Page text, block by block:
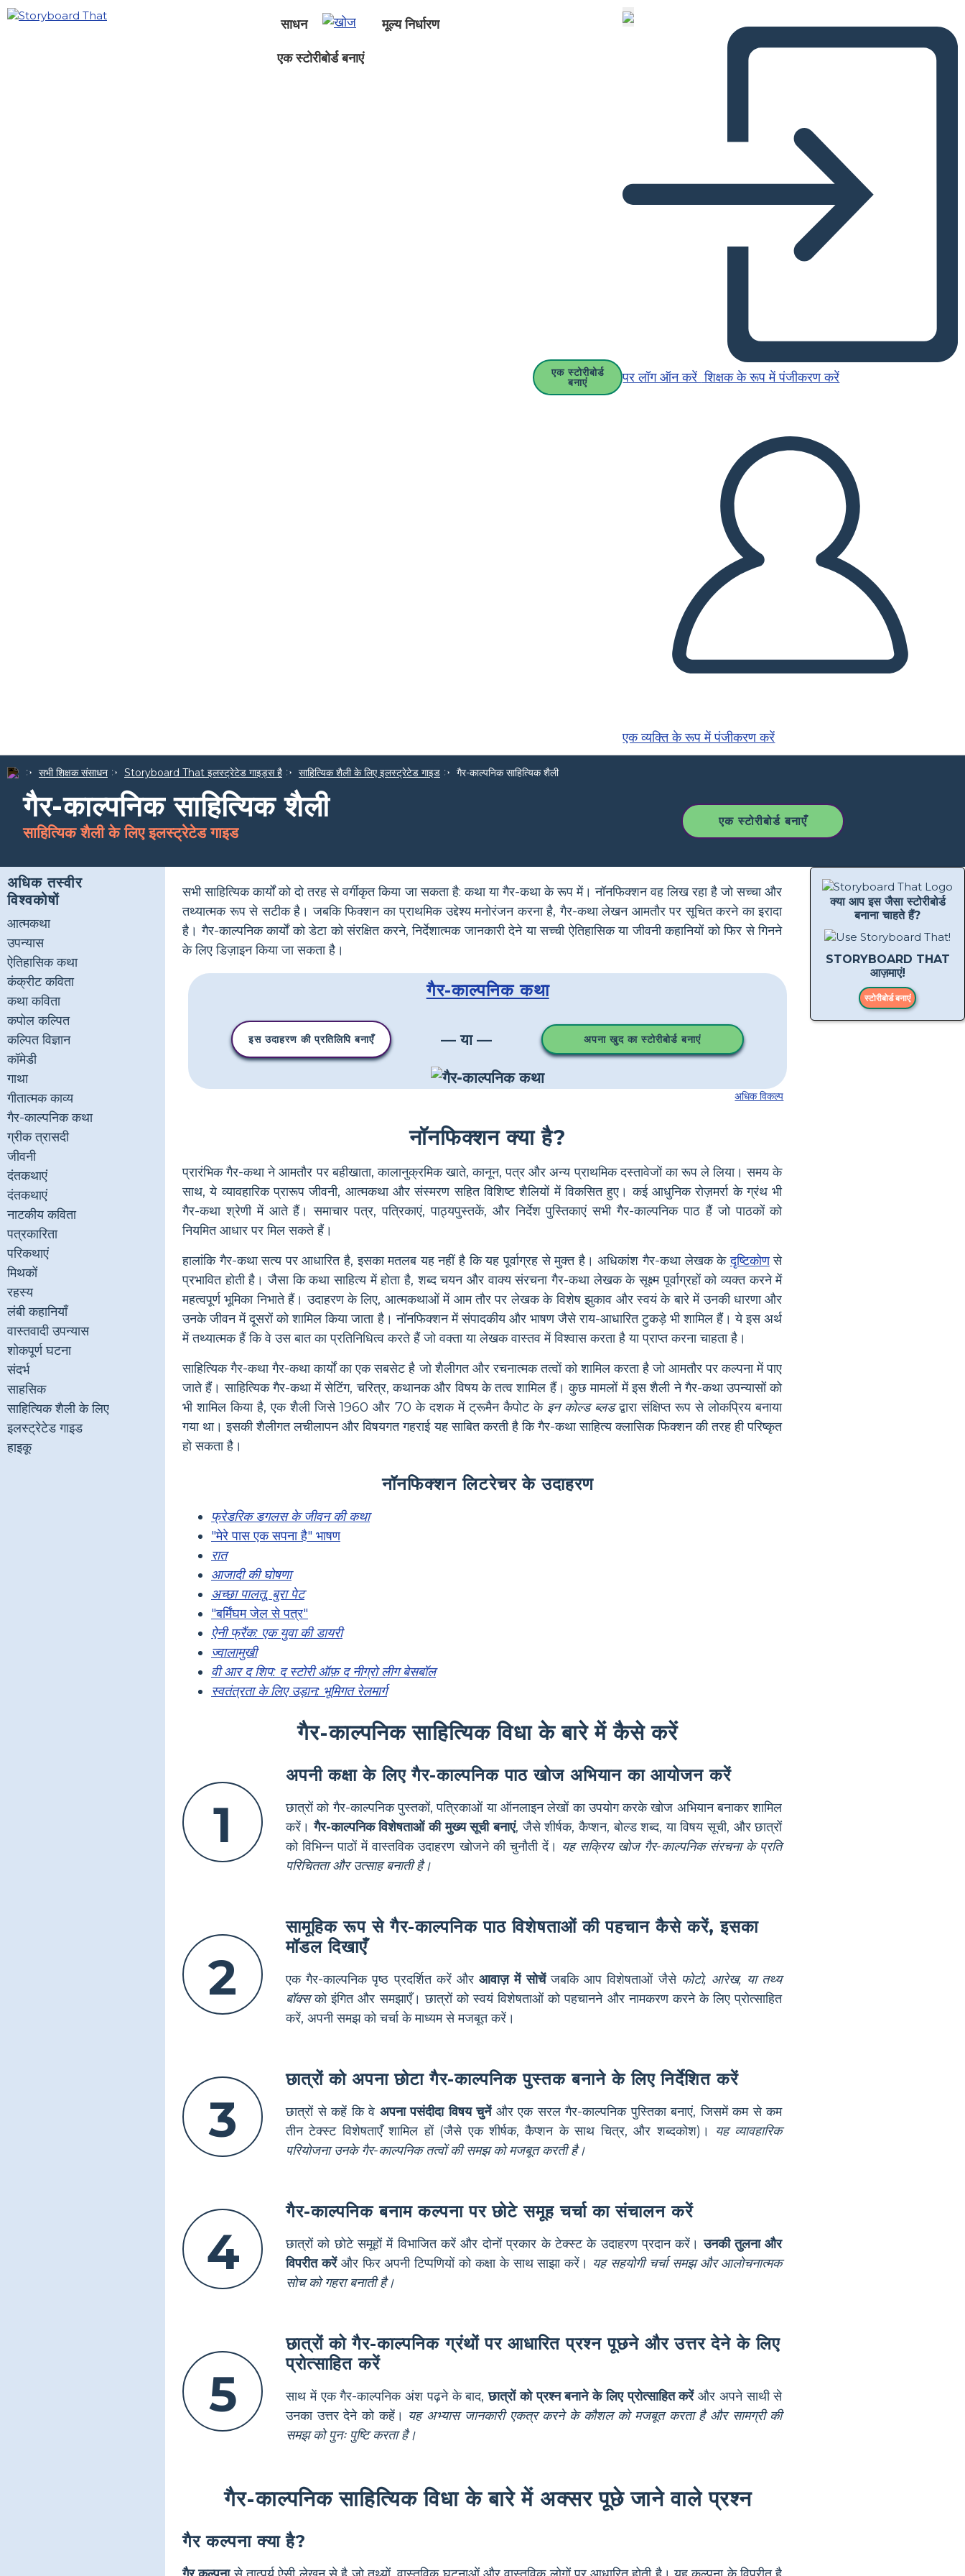
साधन मूल्य निर्धारण
एक स्टोरीबोर्ड बनाएं
एक स्टोरीबोर्ड
बनाएं पर लॉग ऑन करें शिक्षक के रूप में पंजीकरण करें
एक व्यक्ति के रूप में पंजीकरण करें
सभी शिक्षक संसाधन Storyboard That इलस्ट्रेटेड गाइड्स है साहित्यिक शैली के लिए इलस्ट्रेटेड गाइड गैर-काल्पनिक साहित्यिक शैली
गैर-काल्पनिक साहित्यिक शैली
साहित्यिक शैली के लिए इलस्ट्रेटेड गाइड
एक स्टोरीबोर्ड बनाएँ
अधिक तस्वीर
विश्वकोषों
आत्मकथा
उपन्यास
ऐतिहासिक कथा
कंक्रीट कविता
कथा कविता
कपोल कल्पित
कल्पित विज्ञान
कॉमेडी
गाथा
गीतात्मक काव्य
गैर-काल्पनिक कथा
ग्रीक त्रासदी
जीवनी
दंतकथाएं
दंतकथाएं
नाटकीय कविता
पत्रकारिता
परिकथाएं
मिथकों
रहस्य
लंबी कहानियाँ
वास्तवादी उपन्यास
शोकपूर्ण घटना
संदर्भ
साहसिक
साहित्यिक शैली के लिए
इलस्ट्रेटेड गाइड
हाइकू
क्या आप इस जैसा स्टोरीबोर्ड
बनाना चाहते हैं?
STORYBOARD THAT
आज़माएं!
स्टोरीबोर्ड बनाएं
सभी साहित्यिक कार्यों को दो तरह से वर्गीकृत किया जा सकता है: कथा या गैर-कथा के रूप में। नॉनफिक्शन वह लिख रहा है जो सच्चा और
तथ्यात्मक रूप से सटीक है। जबकि फिक्शन का प्राथमिक उद्देश्य मनोरंजन करना है, गैर-कथा लेखन आमतौर पर सूचित करने का इरादा
है। गैर-काल्पनिक कार्यों को डेटा को संरक्षित करने, निर्देशात्मक जानकारी देने या सच्ची ऐतिहासिक या जीवनी कहानियों को फिर से गिनने
के लिए डिज़ाइन किया जा सकता है।
गैर-काल्पनिक कथा
इस उदाहरण की प्रतिलिपि बनाएँ — या — अपना खुद का स्टोरीबोर्ड बनाएं
अधिक विकल्प
नॉनफिक्शन क्या है?
प्रारंभिक गैर-कथा ने आमतौर पर बहीखाता, कालानुक्रमिक खाते, कानून, पत्र और अन्य प्राथमिक दस्तावेजों का रूप ले लिया। समय के
साथ, ये व्यावहारिक प्रारूप जीवनी, आत्मकथा और संस्मरण सहित विशिष्ट शैलियों में विकसित हुए। कई आधुनिक रोज़मर्रा के ग्रंथ भी
गैर-कथा श्रेणी में आते हैं। समाचार पत्र, पत्रिकाएं, पाठ्यपुस्तकें, और निर्देश पुस्तिकाएं सभी गैर-काल्पनिक पाठ हैं जो पाठकों को
नियमित आधार पर मिल सकते हैं।
हालांकि गैर-कथा सत्य पर आधारित है, इसका मतलब यह नहीं है कि यह पूर्वाग्रह से मुक्त है। अधिकांश गैर-कथा लेखक केदृष्टिकोणसे
प्रभावित होती है। जैसा कि कथा साहित्य में होता है, शब्द चयन और वाक्य संरचना गैर-कथा लेखक के सूक्ष्म पूर्वाग्रहों को व्यक्त करने में
महत्वपूर्ण भूमिका निभाते हैं। उदाहरण के लिए, आत्मकथाओं में आम तौर पर लेखक के विशेष झुकाव और स्वयं के बारे में उनकी धारणा और
उनके जीवन में दूसरों को शामिल किया जाता है। नॉनफिक्शन में संपादकीय और भाषण जैसे राय-आधारित टुकड़े भी शामिल हैं। ये इस अर्थ
में तथ्यात्मक हैं कि वे उस बात का प्रतिनिधित्व करते हैं जो वक्ता या लेखक वास्तव में विश्वास करता है या प्राप्त करना चाहता है।
साहित्यिक गैर-कथा गैर-कथा कार्यों का एक सबसेट है जो शैलीगत और रचनात्मक तत्वों को शामिल करता है जो आमतौर पर कल्पना में पाए
जाते हैं। साहित्यिक गैर-कथा में सेटिंग, चरित्र, कथानक और विषय के तत्व शामिल हैं। कुछ मामलों में इस शैली ने गैर-कथा उपन्यासों को
भी शामिल किया है, एक शैली जिसे 1960 और 70 के दशक में ट्रूमैन कैपोट के इन कोल्ड ब्लडद्वारा संक्षिप्त रूप से लोकप्रिय बनाया
गया था। इसकी शैलीगत लचीलापन और विषयगत गहराई यह साबित करती है कि गैर-कथा साहित्य क्लासिक फिक्शन की तरह ही परिष्कृत
हो सकता है।
नॉनफिक्शन लिटरेचर के उदाहरण
फ्रेडरिक डगलस के जीवन की कथा
"मेरे पास एक सपना है" भाषण
रात
आजादी की घोषणा
अच्छा पालतू, बुरा पेट
"बर्मिंघम जेल से पत्र"
ऐनी फ्रैंक: एक युवा की डायरी
ज्वालामुखी
वी आर द शिप: द स्टोरी ऑफ़ द नीग्रो लीग बेसबॉल
स्वतंत्रता के लिए उड़ान: भूमिगत रेलमार्ग
गैर-काल्पनिक साहित्यिक विधा के बारे में कैसे करें
1
अपनी कक्षा के लिए गैर-काल्पनिक पाठ खोज अभियान का आयोजन करें
छात्रों को गैर-काल्पनिक पुस्तकों, पत्रिकाओं या ऑनलाइन लेखों का उपयोग करके खोज अभियान बनाकर शामिल
करें।गैर-काल्पनिक विशेषताओं की मुख्य सूची बनाएं, जैसे शीर्षक, कैप्शन, बोल्ड शब्द, या विषय सूची, और छात्रों
को विभिन्न पाठों में वास्तविक उदाहरण खोजने की चुनौती दें। यह सक्रिय खोज गैर-काल्पनिक संरचना के प्रति
परिचितता और उत्साह बनाती है।
2
सामूहिक रूप से गैर-काल्पनिक पाठ विशेषताओं की पहचान कैसे करें, इसका
मॉडल दिखाएँ
एक गैर-काल्पनिक पृष्ठ प्रदर्शित करें औरआवाज़ में सोचेंजबकि आप विशेषताओं जैसे फोटो, आरेख, या तथ्य
बॉक्सको इंगित और समझाएँ। छात्रों को स्वयं विशेषताओं को पहचानने और नामकरण करने के लिए प्रोत्साहित
करें, अपनी समझ को चर्चा के माध्यम से मजबूत करें।
3
छात्रों को अपना छोटा गैर-काल्पनिक पुस्तक बनाने के लिए निर्देशित करें
छात्रों से कहें कि वे अपना पसंदीदा विषय चुनेंऔर एक सरल गैर-काल्पनिक पुस्तिका बनाएं, जिसमें कम से कम
तीन टेक्स्ट विशेषताएँ शामिल हों (जैसे एक शीर्षक, कैप्शन के साथ चित्र, और शब्दकोश)। यह व्यावहारिक
परियोजना उनके गैर-काल्पनिक तत्वों की समझ को मजबूत करती है।
4
गैर-काल्पनिक बनाम कल्पना पर छोटे समूह चर्चा का संचालन करें
छात्रों को छोटे समूहों में विभाजित करें और दोनों प्रकार के टेक्स्ट के उदाहरण प्रदान करें।उनकी तुलना और
विपरीत करेंऔर फिर अपनी टिप्पणियों को कक्षा के साथ साझा करें। यह सहयोगी चर्चा समझ और आलोचनात्मक
सोच को गहरा बनाती है।
5
छात्रों को गैर-काल्पनिक ग्रंथों पर आधारित प्रश्न पूछने और उत्तर देने के लिए
प्रोत्साहित करें
साथ में एक गैर-काल्पनिक अंश पढ़ने के बाद,छात्रों को प्रश्न बनाने के लिए प्रोत्साहित करेंऔर अपने साथी से
उनका उत्तर देने को कहें। यह अभ्यास जानकारी एकत्र करने के कौशल को मजबूत करता है और सामग्री की
समझ को पुनः पुष्टि करता है।
गैर-काल्पनिक साहित्यिक विधा के बारे में अक्सर पूछे जाने वाले प्रश्न
गैर कल्पना क्या है?